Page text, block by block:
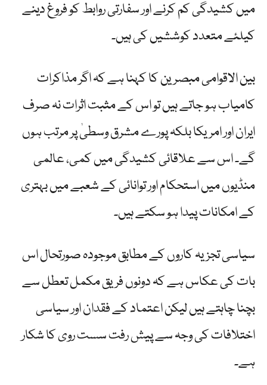
میں کشیدگی کم کرنے اور سفارتی روابط کو فروغ دینے
کیلئے متعدد کوششیں کی ہیں۔
بین الاقوامی مبصرین کا کہنا ہے کہ اگر مذاکرات
کامیاب ہو جاتے ہیں تو اس کے مثبت اثرات نہ صرف
ایران اور امریکا بلکہ پورے مشرق وسطیٰ پر مرتب ہوں
گے۔ اس سے علاقائی کشیدگی میں کمی، عالمی
منڈیوں میں استحکام اور توانائی کے شعبے میں بہتری
کے امکانات پیدا ہو سکتے ہیں۔
سیاسی تجزیہ کاروں کے مطابق موجودہ صورتحال اس
بات کی عکاس ہے کہ دونوں فریق مکمل تعطل سے
بچنا چاہتے ہیں لیکن اعتماد کے فقدان اور سیاسی
اختلافات کی وجہ سے پیش رفت سست روی کا شکار
ہے۔